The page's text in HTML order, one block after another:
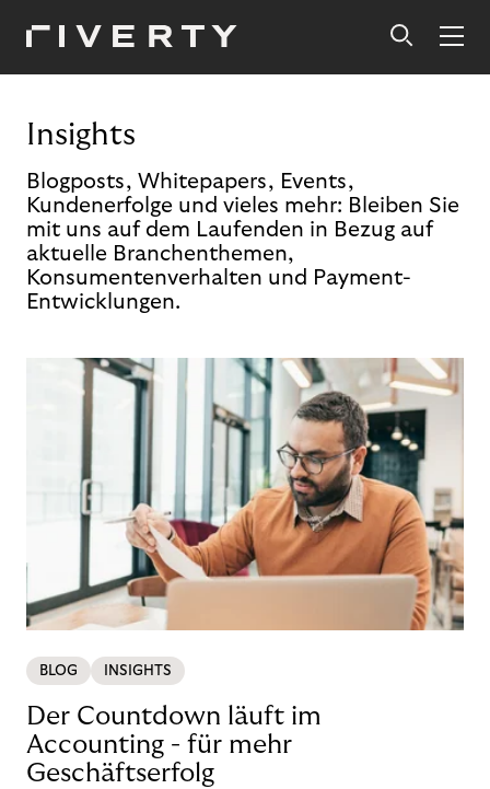
Insights
Blogposts, Whitepapers, Events,
Kundenerfolge und vieles mehr: Bleiben Sie
mit uns auf dem Laufenden in Bezug auf
aktuelle Branchenthemen,
Konsumentenverhalten und Payment-
Entwicklungen.
BLOG INSIGHTS
Der Countdown läuft im
Accounting - für mehr
Geschäftserfolg